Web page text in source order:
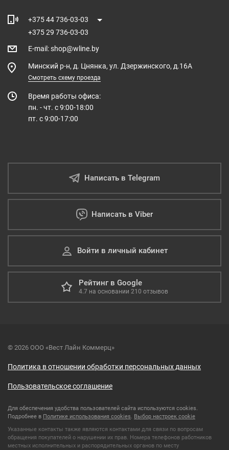
+375 44 736-03-03
+375 29 736-03-03
E-mail :shop@wline.by
Минский р-н, д. Цнянка, ул. Дзержинского, д.16А
Смотреть схему проезда
Время работы офиса:
пн. - чт. с 9:00-18:00
пт. с 9:00-17:00
Написать в Telegram
Написать в Viber
Войти в личный кабинет
Рейтинг в Google
4.7 на основании 210 отзывов
© 2026 ООО «Вест Лайн Коммерц»
Политика в отношении обработки персональных данных
Пользовательское соглашение
Для обеспечения удобства пользователей сайта используются cookies.
Подробнее в Политике использования cookies. Выбор настроек cookie
Указанные контакты также являются контактами для связи по вопросам
обращения покупателей о нарушении их прав. Номера телефонов работников
местных исполнительных и распорядительных органов по месту